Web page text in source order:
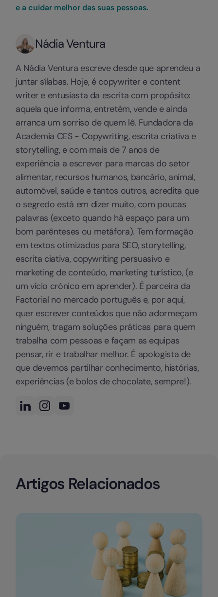
e a cuidar melhor das suas pessoas.
Nádia Ventura
A Nádia Ventura escreve desde que aprendeu a
juntar sílabas. Hoje, é copywriter e content
writer e entusiasta da escrita com propósito:
aquela que informa, entretém, vende e ainda
arranca um sorriso de quem lê. Fundadora da
Academia CES - Copywriting, escrita criativa e
storytelling, e com mais de 7 anos de
experiência a escrever para marcas do setor
alimentar, recursos humanos, bancário, animal,
automóvel, saúde e tantos outros, acredita que
o segredo está em dizer muito, com poucas
palavras (exceto quando há espaço para um
bom parênteses ou metáfora). Tem formação
em textos otimizados para SEO, storytelling,
escrita ciativa, copywriting persuasivo e
marketing de conteúdo, marketing turístico, (e
um vício crónico em aprender). É parceira da
Factorial no mercado português e, por aqui,
quer escrever conteúdos que não adormeçam
ninguém, tragam soluções práticas para quem
trabalha com pessoas e façam as equipas
pensar, rir e trabalhar melhor. É apologista de
que devemos partilhar conhecimento, histórias,
experiências (e bolos de chocolate, sempre!).
Artigos Relacionados